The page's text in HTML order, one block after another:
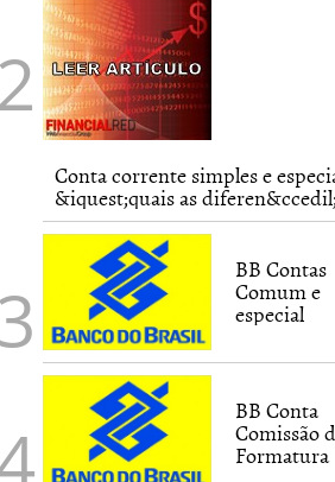
Conta corrente simples e
&iquest;quais as
BB Contas
Comum e
especial
BB Conta
Comissão
Formatura